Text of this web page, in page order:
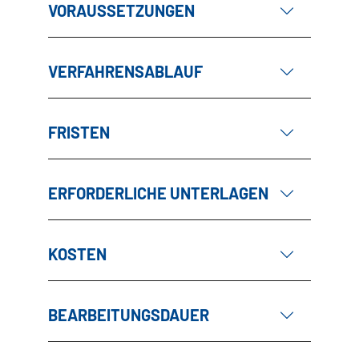
VORAUSSETZUNGEN
VERFAHRENSABLAUF
FRISTEN
ERFORDERLICHE UNTERLAGEN
KOSTEN
BEARBEITUNGSDAUER